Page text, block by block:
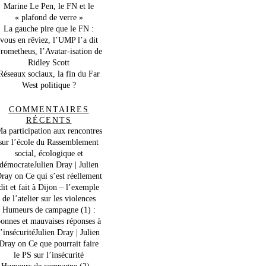
Marine Le Pen, le FN et le
« plafond de verre »
La gauche pire que le FN :
vous en rêviez, l’UMP l’a dit
l’Avatar-isation de
Ridley Scott
sociaux, la fin du Far
West politique ?
COMMENTAIRES
RÉCENTS
participation aux rencontres
l’école du Rassemblement
social, écologique et
démocrateJulien Dray | Julien
on Ce qui s’est réellement
et fait à Dijon – l’exemple
de l’atelier sur les violences
Humeurs de campagne (1) :
et mauvaises réponses à
Dray | Julien
on Ce que pourrait faire
le PS sur l’insécurité